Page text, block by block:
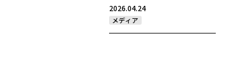
2026.04.24
メディア